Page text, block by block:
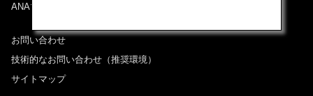
ANAマイレージクラブ
お問い合わせ
技術的なお問い合わせ（推奨環境）
サイトマップ